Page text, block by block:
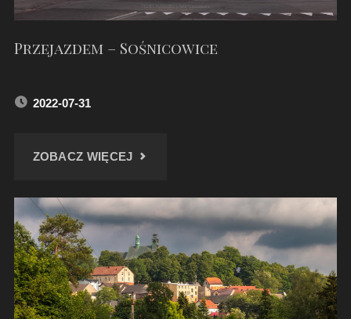
Przejazdem – Sośnicowice
2022-07-31
ZOBACZ WIĘCEJ"PRZEJAZDEM
SOŚNICOWICE"